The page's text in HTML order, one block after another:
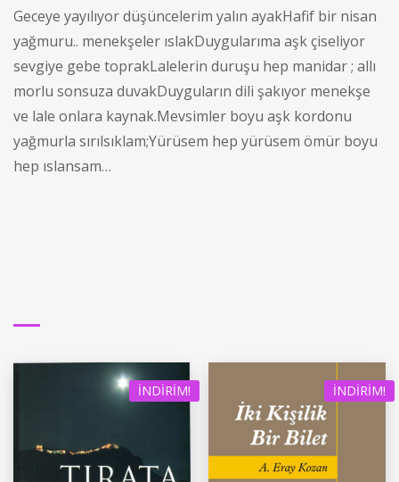
Geceye yayılıyor düşüncelerim yalın ayakHafif bir nisan
yağmuru.. menekşeler ıslakDuygularıma aşk çiseliyor
sevgiye gebe toprakLalelerin duruşu hep manidar ; allı
morlu sonsuza duvakDuyguların dili şakıyor menekşe
ve lale onlara kaynak.Mevsimler boyu aşk kordonu
yağmurla sırılsıklam;Yürüsem hep yürüsem ömür boyu
hep ıslansam…
İNDIRIM! İNDIRIM!